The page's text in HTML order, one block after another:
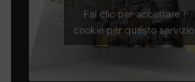
Fai clic per accettare i
cookie per questo servizio